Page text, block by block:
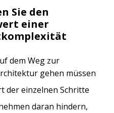
Sie den
einer
dem Weg zur
gehen müssen
der einzelnen Schritte
daran hindern,